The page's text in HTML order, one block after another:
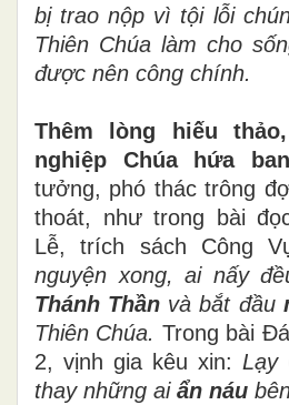
bị trao nộp vì tội lỗi
Thiên Chúa làm cho
được nên công chính.
Thêm lòng hiếu
nghiệp Chúa hứa
tưởng, phó thác trông
thoát, như trong bài
Lễ, trích sách Công
nguyện xong, ai nấy
Thánh Thần và bắt đầu
Thiên Chúa. Trong bài
2, vịnh gia kêu xin: Lạy
thay những ai ẩn náu